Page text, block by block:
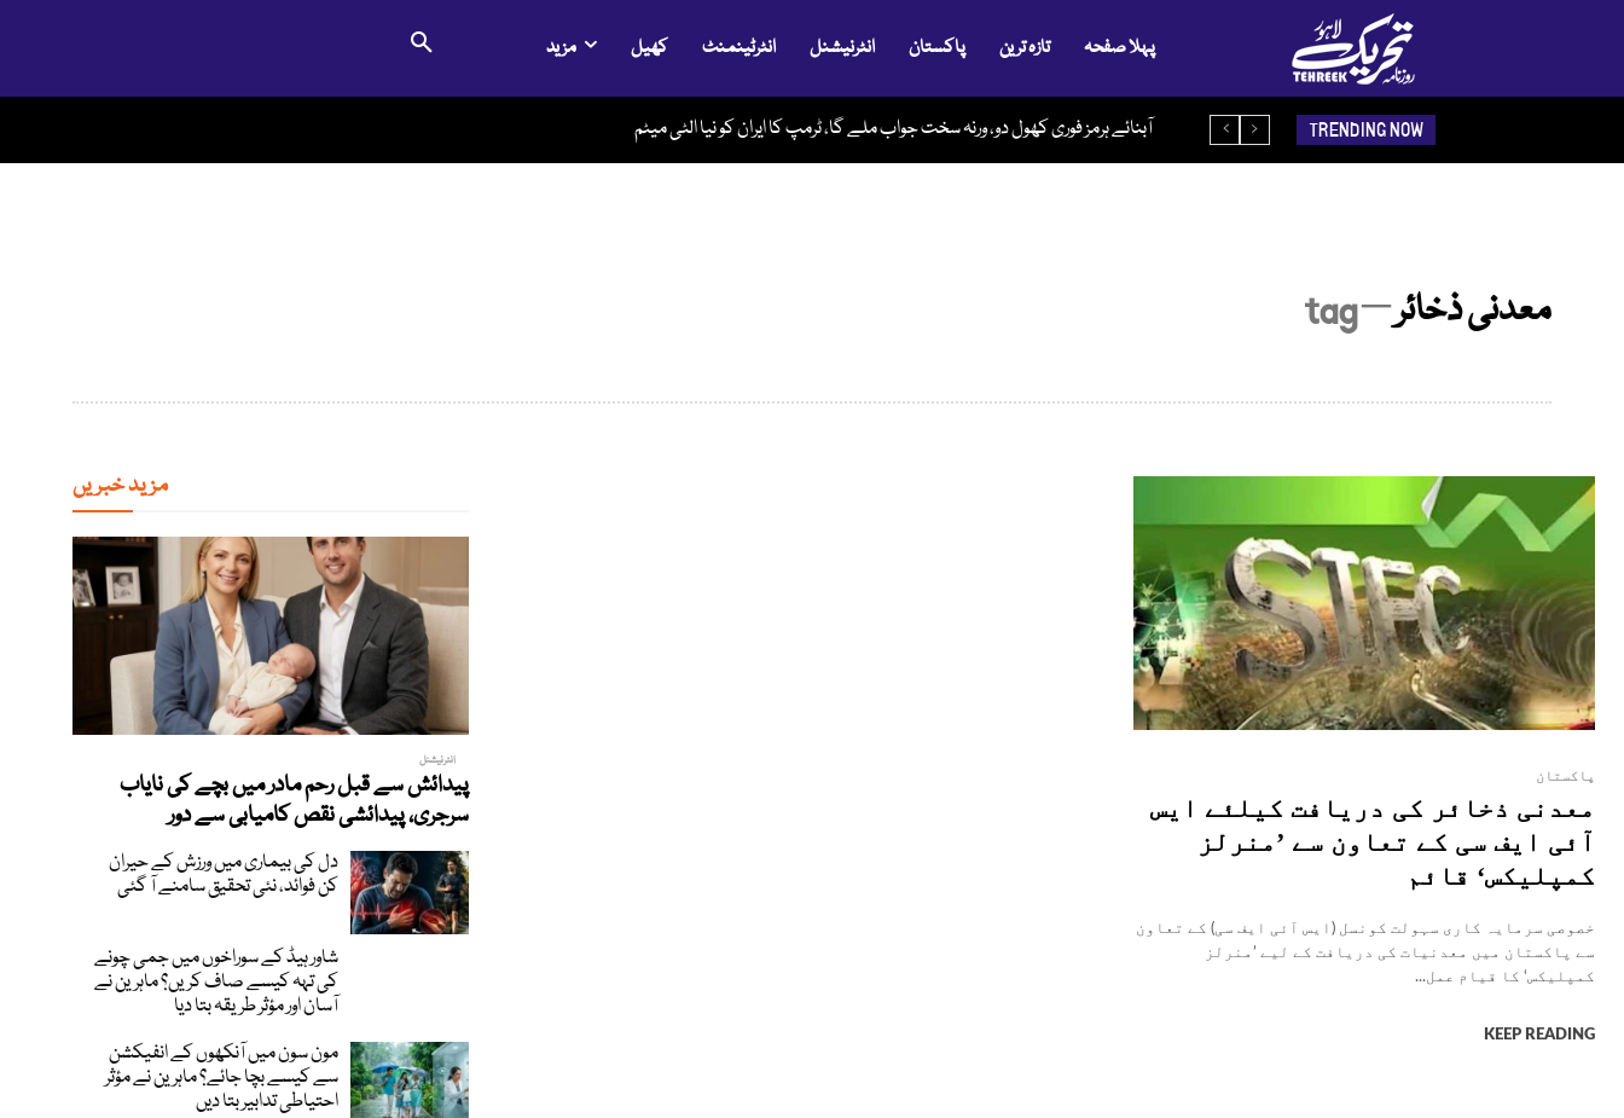
پہلا صفحہ تازہ ترین پاکستان انٹرنیشنل انٹرٹینمنٹ کھیل مزید
TRENDING NOW آبنائے ہرمز فوری کھول دو، ورنہ سخت جواب ملے گا، ٹرمپ کا ایران کو نیا الٹی میٹم
معدنی ذخائر─ tag
پاکستان
معدنی ذخائر کی دریافت کیلئے ایس
آئی ایف سی کے تعاون سے ’منرلز
کمپلیکس‘ قائم
خصوصی سرمایہ کاری سہولت کونسل (ایس آئی ایف سی) کے تعاون
سے پاکستان میں معدنیات کی دریافت کے لیے ’منرلز
کمپلیکس‘ کا قیام عمل...
KEEP READING
مزید خبریں
انٹرنیشنل
پیدائش سے قبل رحم مادر میں بچے کی نایاب
سرجری، پیدائشی نقص کامیابی سے دور
دل کی بیماری میں ورزش کے حیران
کن فوائد، نئی تحقیق سامنے آ گئی
شاور ہیڈ کے سوراخوں میں جمی چونے
کی تہہ کیسے صاف کریں؟ ماہرین نے
آسان اور مؤثر طریقہ بتا دیا
مون سون میں آنکھوں کے انفیکشن
سے کیسے بچا جائے؟ ماہرین نے مؤثر
احتیاطی تدابیر بتا دیں